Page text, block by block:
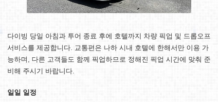
다이빙 당일 아침과 투어 종료 후에 호텔까지 차량 픽업 및 드롭오프
서비스를 제공합니다. 교통편은 나하 시내 호텔에 한해서만 이용 가
능하며, 다른 고객들도 함께 픽업하므로 정해진 픽업 시간에 맞춰 준
비해 주시기 바랍니다.
일일 일정